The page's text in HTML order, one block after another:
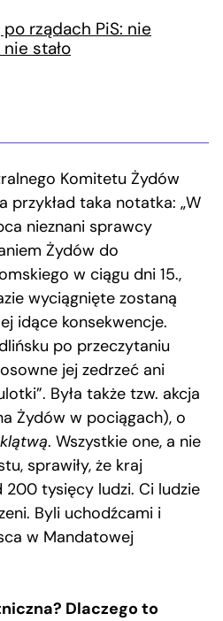
po rządach PiS: nie
stało
Komitetu Żydów
przykład taka notatka: „W
nieznani sprawcy
Żydów do
w ciągu dni 15.,
wyciągnięte zostaną
idące konsekwencje.
po przeczytaniu
jej zedrzeć ani
Była także tzw. akcja
Żydów w pociągach), o
. Wszystkie one, a nie
sprawiły, że kraj
200 tysięcy ludzi. Ci ludzie
Byli uchodźcami i
w Mandatowej
Dlaczego to